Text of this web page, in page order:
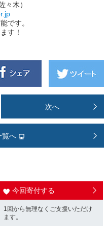
々木）
です。
す！
次へ
覧へ
今回寄付する
1回から無理なくご支援いただけ
ます。